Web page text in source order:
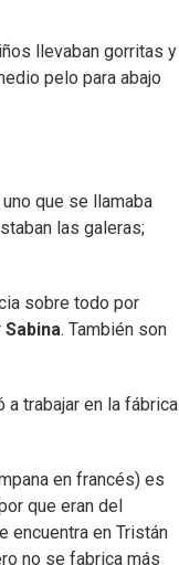
llevaban gorritas y
pelo para abajo
que se llamaba
las galeras;
sobre todo por
Sabina. También son
a trabajar en la fábrica
en francés) es
que eran del
encuentra en Tristán
no se fabrica más